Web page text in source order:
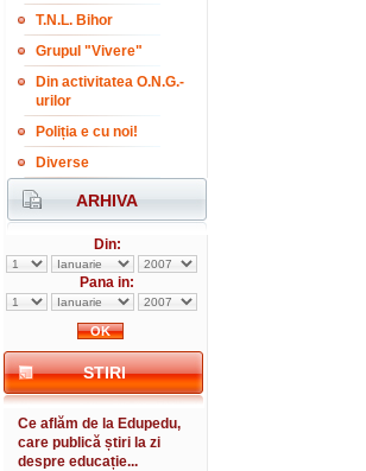
T.N.L. Bihor
Grupul "Vivere"
Din activitatea O.N.G.-
urilor
Poliția e cu noi!
Diverse
ARHIVA
Din:
Pana in:
STIRI
Ce aflăm de la Edupedu,
care publică știri la zi
despre educație...